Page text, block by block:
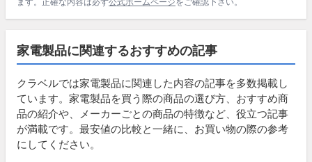
ます。正確な内容は必ず公式ホームページをご確認下さい。
家電製品に関連するおすすめの記事
クラベルでは家電製品に関連した内容の記事を多数掲載し
ています。家電製品を買う際の商品の選び方、おすすめ商
品の紹介や、メーカーごとの商品の特徴など、役立つ記事
が満載です。最安値の比較と一緒に、お買い物の際の参考
にしてください。